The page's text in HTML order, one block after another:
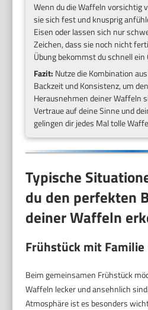
Wenn du die Waffeln vorsichtig
sie sich fest und knusprig
Eisen oder lassen sich nur
Zeichen, dass sie noch nicht
Übung bekommst du schnell ein
Fazit: Nutze die Kombination
Backzeit und Konsistenz, um
Herausnehmen deiner Waffeln
Vertraue auf deine Sinne und
gelingen dir jedes Mal tolle
Typische
du den perfekten
deiner Waffeln
Frühstück mit
Beim gemeinsamen Frühstück
Waffeln lecker und ansehnlich
Atmosphäre ist es besonders